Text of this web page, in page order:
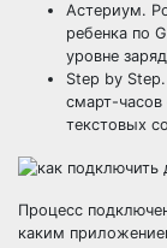
Астериум.
ребенка по
уровне
Step by
смарт-
текстовых
Процесс
каким